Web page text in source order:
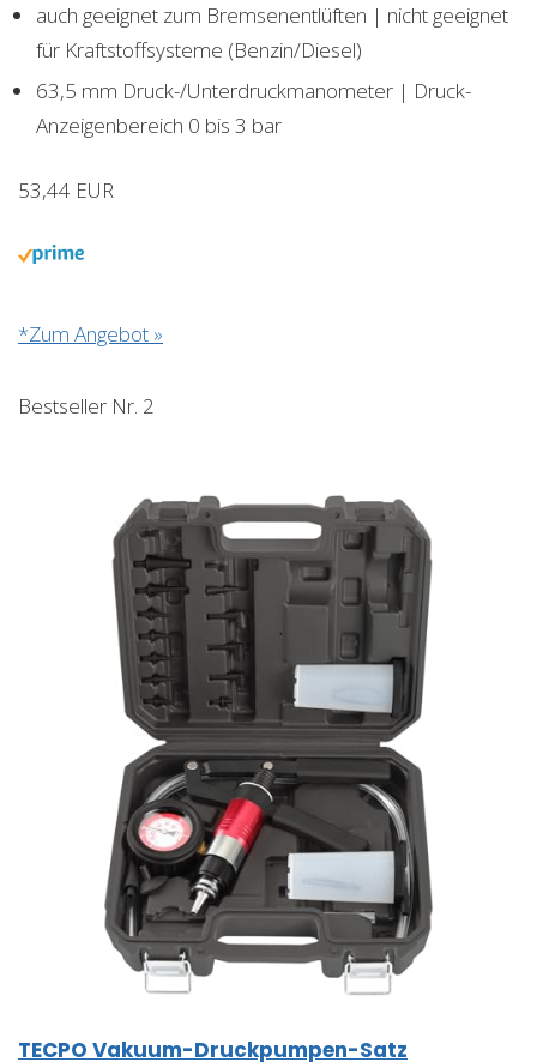
auch geeignet zum Bremsenentlüften | nicht geeignet
für Kraftstoffsysteme (Benzin/Diesel)
63,5 mm Druck-/Unterdruckmanometer | Druck-
Anzeigenbereich 0 bis 3 bar
53,44 EUR
*Zum Angebot »
Bestseller Nr. 2
TECPO Vakuum-Druckpumpen-Satz